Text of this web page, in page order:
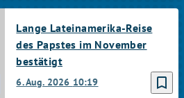
bookmark_border
6. Aug. 2026 10:19
Lange Lateinamerika-Reise
des Papstes im November
bestätigt